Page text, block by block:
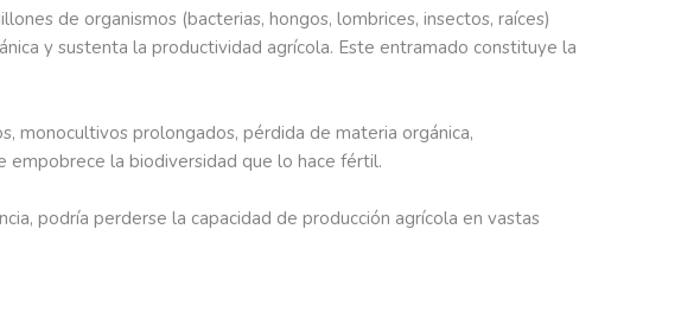
de organismos (bacterias, hongos, lombrices, insectos, raíces)
y sustenta la productividad agrícola. Este entramado constituye la
monocultivos prolongados, pérdida de materia orgánica,
empobrece la biodiversidad que lo hace fértil.
podría perderse la capacidad de producción agrícola en vastas